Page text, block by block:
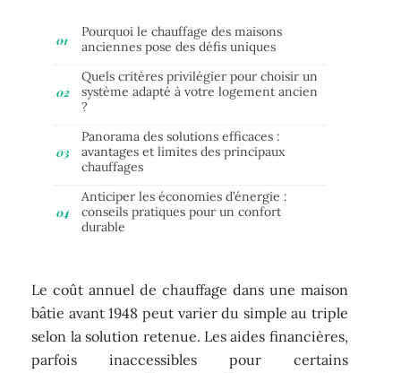
Pourquoi le chauffage des maisons
anciennes pose des défis uniques
Quels critères privilégier pour choisir un
système adapté à votre logement ancien
?
Panorama des solutions efficaces :
avantages et limites des principaux
chauffages
Anticiper les économies d’énergie :
conseils pratiques pour un confort
durable
Le coût annuel de chauffage dans une maison
bâtie avant 1948 peut varier du simple au triple
selon la solution retenue. Les aides financières,
parfois inaccessibles pour certains